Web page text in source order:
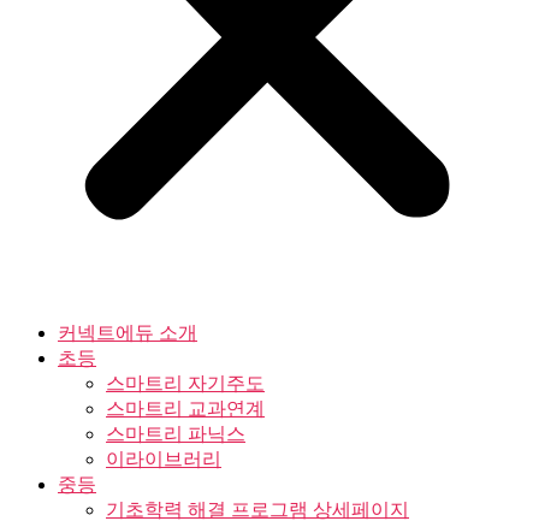
커넥트에듀 소개
초등
스마트리 자기주도
스마트리 교과연계
스마트리 파닉스
이라이브러리
중등
기초학력 해결 프로그램 상세페이지